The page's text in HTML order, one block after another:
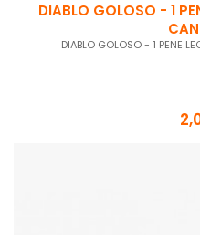
DIABLO GOLOSO - 1
DIABLO GOLOSO - 1 PENE